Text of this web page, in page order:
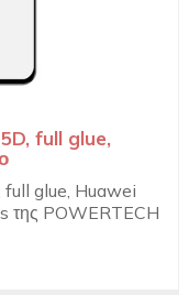
full glue,
glue, Huawei
της POWERTECH